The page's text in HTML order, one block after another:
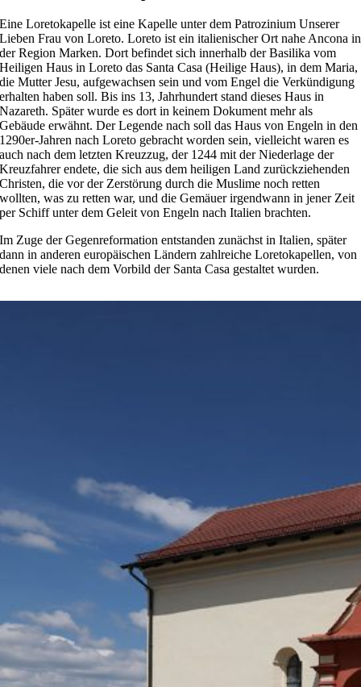
Eine Loretokapelle ist eine Kapelle unter dem Patrozinium Unserer
Lieben Frau von Loreto. Loreto ist ein italienischer Ort nahe Ancona in
der Region Marken. Dort befindet sich innerhalb der Basilika vom
Heiligen Haus in Loreto das Santa Casa (Heilige Haus), in dem Maria,
die Mutter Jesu, aufgewachsen sein und vom Engel die Verkündigung
erhalten haben soll. Bis ins 13, Jahrhundert stand dieses Haus in
Nazareth. Später wurde es dort in keinem Dokument mehr als
Gebäude erwähnt. Der Legende nach soll das Haus von Engeln in den
1290er-Jahren nach Loreto gebracht worden sein, vielleicht waren es
auch nach dem letzten Kreuzzug, der 1244 mit der Niederlage der
Kreuzfahrer endete, die sich aus dem heiligen Land zurückziehenden
Christen, die vor der Zerstörung durch die Muslime noch retten
wollten, was zu retten war, und die Gemäuer irgendwann in jener Zeit
per Schiff unter dem Geleit von Engeln nach Italien brachten.
Im Zuge der Gegenreformation entstanden zunächst in Italien, später
dann in anderen europäischen Ländern zahlreiche Loretokapellen, von
denen viele nach dem Vorbild der Santa Casa gestaltet wurden.